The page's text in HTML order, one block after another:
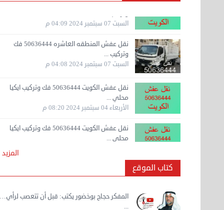
وتركيب ...
نقل عفش الكويت 50636444 فك وتركيب ايكيا
الأربعاء 04 سبتمبر 2024 08:20 م
نقل عفش الكويت 50636444 فك وتركيب ايكيا
محلي ...
الثلاثاء 03 سبتمبر 2024 07:06 م
وتركيب ...
الإثنين 02 سبتمبر 2024 05:01 م
المزيد
كتاب الموقع
المفكر حجاج بوخضور يكتب: قبل أن تتعصب لرأي…
...